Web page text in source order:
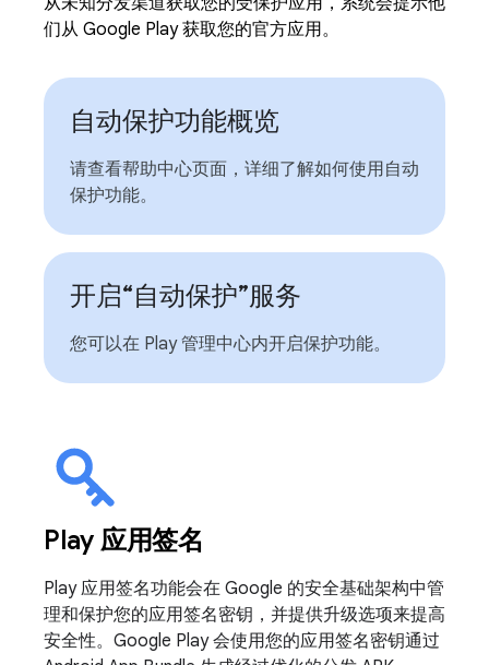
们从 Google Play 获取您的官方应用。
自动保护功能概览
请查看帮助中心页面，详细了解如何使用自动
保护功能。
开启“自动保护”服务
您可以在 Play 管理中心内开启保护功能。
Play 应用签名
Play 应用签名功能会在 Google 的安全基础架构中管
理和保护您的应用签名密钥，并提供升级选项来提高
安全性。Google Play 会使用您的应用签名密钥通过